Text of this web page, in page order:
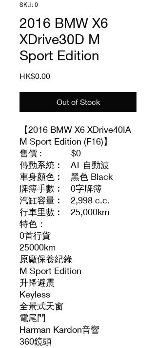
SKU: 0
2016 BMW X6
XDrive30D M
Sport Edition
HK$0.00Price
Out of Stock
【2016 BMW X6 XDrive40IA
M Sport Edition (F16)】
售價 : $0
傳動系統︰ AT 自動波
車身顏色︰ 黑色 Black
牌簿手數︰ 0字牌簿
汽缸容量︰ 2,998 c.c.
行車里數︰ 25,000km
特色：
0首行貨
25000km
原廠保養紀錄
M Sport Edition
升降避震
Keyless
全景式天窗
電尾門
Harman Kardon音響
360鏡頭